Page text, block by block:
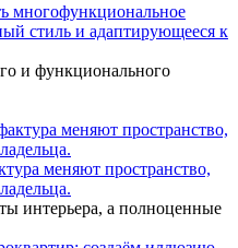
многофункциональное
стиль и адаптирующееся к
и функционального
меняют пространство,
интерьера, а полноценные